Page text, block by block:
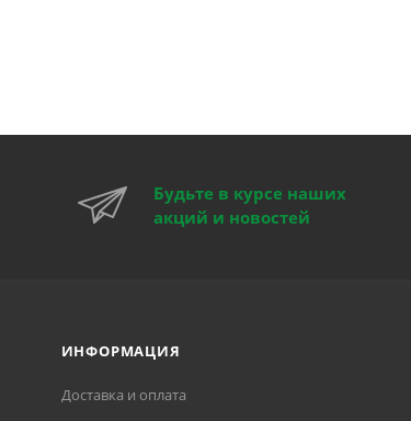
Будьте в курсе наших
акций и новостей
ИНФОРМАЦИЯ
Доставка и оплата